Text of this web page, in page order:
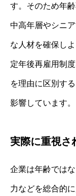
す。そのため年
中高年層やシニ
な人材を確保し
定年後再雇用制
を理由に区別す
影響しています。
実際に重視さ
企業は年齢では
力などを総合的